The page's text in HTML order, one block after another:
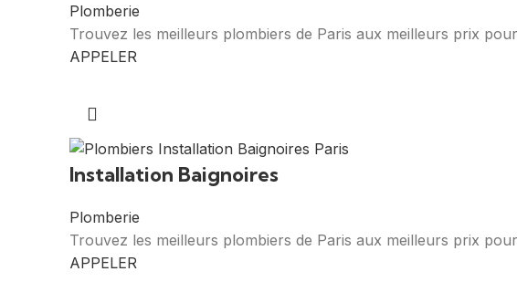
Plomberie
Trouvez les meilleurs plombiers de Paris aux meilleurs prix
APPELER
Installation Baignoires
Plomberie
Trouvez les meilleurs plombiers de Paris aux meilleurs prix
APPELER